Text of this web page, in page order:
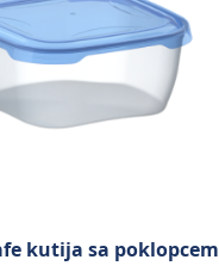
kutija sa poklopcem